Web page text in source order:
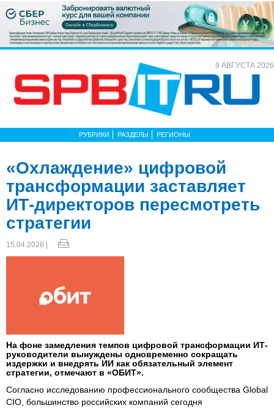
9 АВГУСТА 2026
РУБРИКИ РАЗДЕЛЫ РЕГИОНЫ
«Охлаждение» цифровой
трансформации заставляет
ИТ-директоров пересмотреть
стратегии
15.04.2026 |
На фоне замедления темпов цифровой трансформации ИТ-
руководители вынуждены одновременно сокращать
издержки и внедрять ИИ как обязательный элемент
стратегии, отмечают в «ОБИТ».
Согласно исследованию профессионального сообщества Global
CIO, большинство российских компаний сегодня